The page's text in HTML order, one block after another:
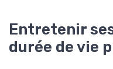
Entretenir
durée de vie